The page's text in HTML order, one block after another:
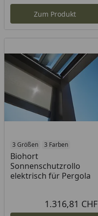
Zum Produkt
3 Größen 3 Farben
Biohort
Sonnenschutzrollo
elektrisch für Pergola
1.316,81 CHF